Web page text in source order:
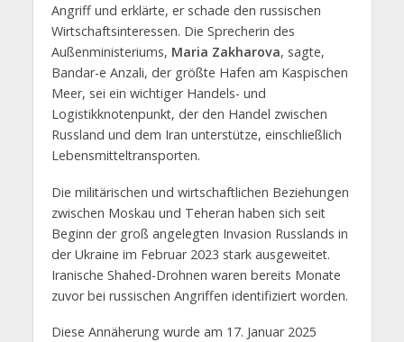
Angriff und erklärte, er schade den russischen
Wirtschaftsinteressen. Die Sprecherin des
Außenministeriums, Maria Zakharova, sagte,
Bandar-e Anzali, der größte Hafen am Kaspischen
Meer, sei ein wichtiger Handels- und
Logistikknotenpunkt, der den Handel zwischen
Russland und dem Iran unterstütze, einschließlich
Lebensmitteltransporten.
Die militärischen und wirtschaftlichen Beziehungen
zwischen Moskau und Teheran haben sich seit
Beginn der groß angelegten Invasion Russlands in
der Ukraine im Februar 2023 stark ausgeweitet.
Iranische Shahed-Drohnen waren bereits Monate
zuvor bei russischen Angriffen identifiziert worden.
Diese Annäherung wurde am 17. Januar 2025